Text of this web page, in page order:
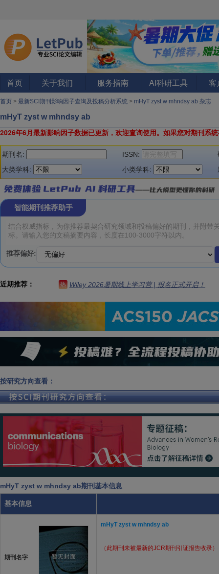
首页 关于我们 服务指南 AI科研工具 客
首页 > 最新SCI期刊影响因子查询及投稿分析系统 > mHyT zyst w mhndsy ab 杂志
mHyT zyst w mhndsy ab
2026年6月最新影响因子数据已更新，欢迎查询使用。 如果您对期刊系
期刊名: ISSN:
大类学科:
小类学科:
智能期刊推荐助手
推荐偏好:
近期推荐： 热 Wiley 2026暑期线上学习营 | 报名正式开启！
按研究方向查看：
mHyT zyst w mhndsy ab期刊基本信息
基本信息
期刊名字
mHyT zyst w mhndsy ab
（此期刊未被最新的JCR期刊引证报告收录）